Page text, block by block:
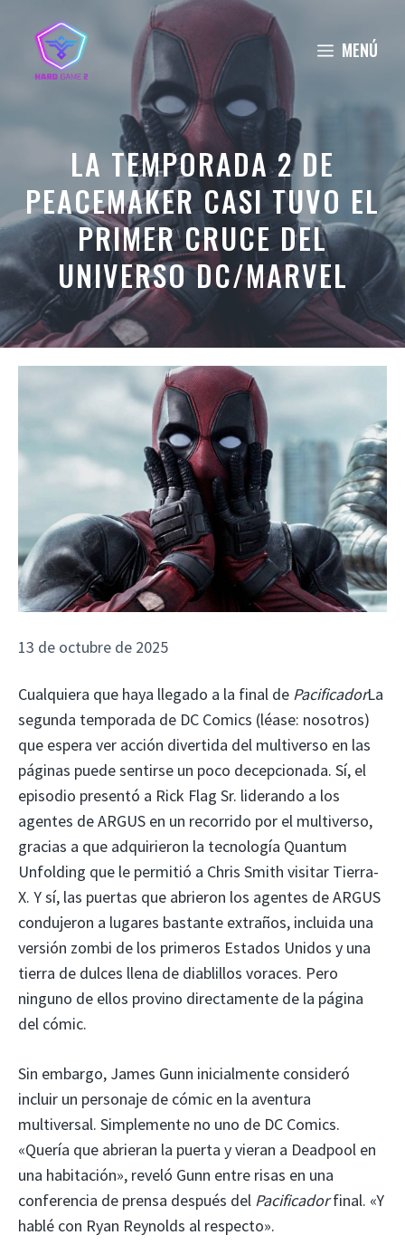
contenido
MENÚ
LA TEMPORADA 2 DE
PEACEMAKER CASI TUVO EL
PRIMER CRUCE DEL
UNIVERSO DC/MARVEL
13 de octubre de 2025
Cualquiera que haya llegado a la final de PacificadorLa
segunda temporada de DC Comics (léase: nosotros)
que espera ver acción divertida del multiverso en las
páginas puede sentirse un poco decepcionada. Sí, el
episodio presentó a Rick Flag Sr. liderando a los
agentes de ARGUS en un recorrido por el multiverso,
gracias a que adquirieron la tecnología Quantum
Unfolding que le permitió a Chris Smith visitar Tierra-
X. Y sí, las puertas que abrieron los agentes de ARGUS
condujeron a lugares bastante extraños, incluida una
versión zombi de los primeros Estados Unidos y una
tierra de dulces llena de diablillos voraces. Pero
ninguno de ellos provino directamente de la página
del cómic.
Sin embargo, James Gunn inicialmente consideró
incluir un personaje de cómic en la aventura
multiversal. Simplemente no uno de DC Comics.
«Quería que abrieran la puerta y vieran a Deadpool en
una habitación», reveló Gunn entre risas en una
conferencia de prensa después del Pacificadorfinal. «Y
hablé con Ryan Reynolds al respecto».